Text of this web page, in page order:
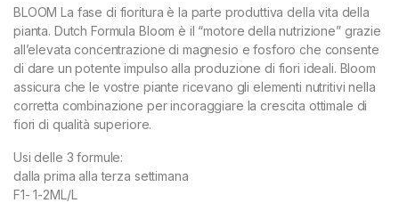
BLOOM La fase di fioritura è la parte produttiva della vita della
pianta. Dutch Formula Bloom è il “motore della nutrizione” grazie
all’elevata concentrazione di magnesio e fosforo che consente
di dare un potente impulso alla produzione di fiori ideali. Bloom
assicura che le vostre piante ricevano gli elementi nutritivi nella
corretta combinazione per incoraggiare la crescita ottimale di
fiori di qualità superiore.
Usi delle 3 formule:
dalla prima alla terza settimana
F1- 1-2ML/L